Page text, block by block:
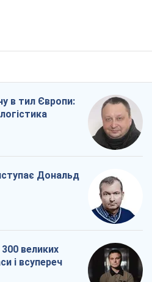
в тил Європи:
Дональд
великих
і всупереч